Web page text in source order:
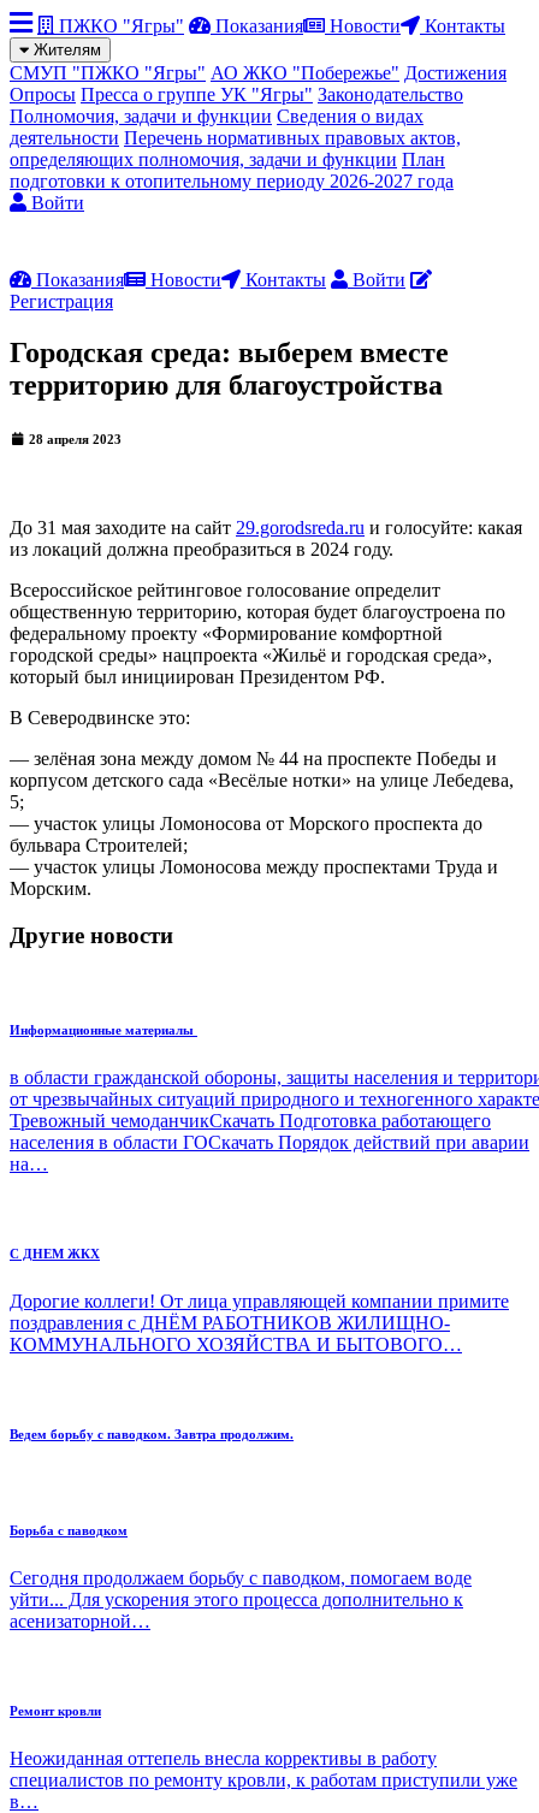
ПЖКО "Ягры" Показания Новости Контакты
Жителям
СМУП "ПЖКО "Ягры" АО ЖКО "Побережье" Достижения
Опросы Пресса о группе УК "Ягры" Законодательство
Полномочия, задачи и функции Сведения о видах
деятельности Перечень нормативных правовых актов,
определяющих полномочия, задачи и функции План
подготовки к отопительному периоду 2026-2027 года
Войти
Показания Новости Контакты
Войти
Регистрация
Городская среда: выберем вместе
территорию для благоустройства
28 апреля 2023
До 31 мая заходите на сайт 29.gorodsreda.ru и голосуйте: какая
из локаций должна преобразиться в 2024 году.
Всероссийское рейтинговое голосование определит
общественную территорию, которая будет благоустроена по
федеральному проекту «Формирование комфортной
городской среды» нацпроекта «Жильё и городская среда»,
который был инициирован Президентом РФ.
В Северодвинске это:
— зелёная зона между домом № 44 на проспекте Победы и
корпусом детского сада «Весёлые нотки» на улице Лебедева,
5;
— участок улицы Ломоносова от Морского проспекта до
бульвара Строителей;
— участок улицы Ломоносова между проспектами Труда и
Морским.
Другие новости
Информационные материалы
в области гражданской обороны, защиты населения и
от чрезвычайных ситуаций природного и техногенного
Тревожный чемоданчикСкачать Подготовка работающего
населения в области ГОСкачать Порядок действий при аварии
на…
С ДНЕМ ЖКХ
Дорогие коллеги! От лица управляющей компании примите
поздравления с ДНЁМ РАБОТНИКОВ ЖИЛИЩНО-
КОММУНАЛЬНОГО ХОЗЯЙСТВА И БЫТОВОГО…
Ведем борьбу с паводком. Завтра продолжим.
Борьба с паводком
Сегодня продолжаем борьбу с паводком, помогаем воде
уйти... Для ускорения этого процесса дополнительно к
асенизаторной…
Ремонт кровли
Неожиданная оттепель внесла коррективы в работу
специалистов по ремонту кровли, к работам приступили уже
в…